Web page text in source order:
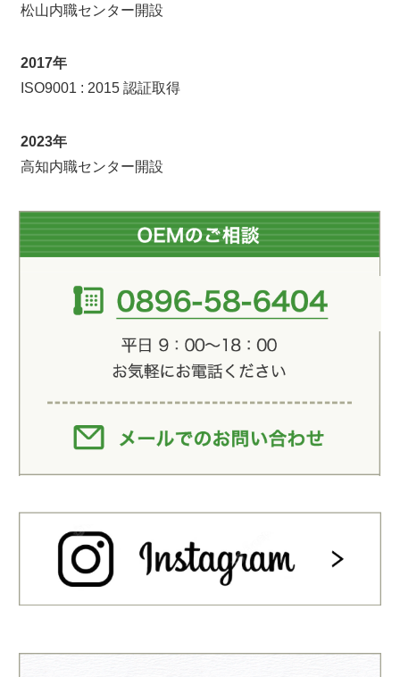
松山内職センター開設
2017年
ISO9001 : 2015 認証取得
2023年
高知内職センター開設